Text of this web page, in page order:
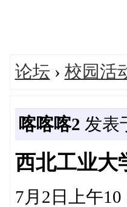
论坛 › 校园活
喀喀喀2 发表
西北工业大
7月2日上午